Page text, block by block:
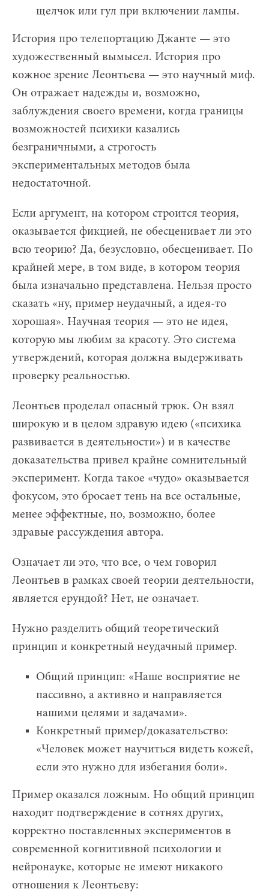
щелчок или гул при включении лампы.
История про телепортацию Джанте — это
художественный вымысел. История про
кожное зрение Леонтьева — это научный миф.
Он отражает надежды и, возможно,
заблуждения своего времени, когда границы
возможностей психики казались
безграничными, а строгость
экспериментальных методов была
недостаточной.
Если аргумент, на котором строится теория,
оказывается фикцией, не обесценивает ли это
всю теорию? Да, безусловно, обесценивает. По
крайней мере, в том виде, в котором теория
была изначально представлена. Нельзя просто
сказать «ну, пример неудачный, а идея-то
хорошая». Научная теория — это не идея,
которую мы любим за красоту. Это система
утверждений, которая должна выдерживать
проверку реальностью.
Леонтьев проделал опасный трюк. Он взял
широкую и в целом здравую идею («психика
развивается в деятельности») и в качестве
доказательства привел крайне сомнительный
эксперимент. Когда такое «чудо» оказывается
фокусом, это бросает тень на все остальные,
менее эффектные, но, возможно, более
здравые рассуждения автора.
Означает ли это, что все, о чем говорил
Леонтьев в рамках своей теории деятельности,
является ерундой? Нет, не означает.
Нужно разделить общий теоретический
принцип и конкретный неудачный пример.
Общий принцип: «Наше восприятие не
пассивно, а активно и направляется
нашими целями и задачами».
Конкретный пример/доказательство:
«Человек может научиться видеть кожей,
если это нужно для избегания боли».
Пример оказался ложным. Но общий принцип
находит подтверждение в сотнях других,
корректно поставленных экспериментов в
современной когнитивной психологии и
нейронауке, которые не имеют никакого
отношения к Леонтьеву: